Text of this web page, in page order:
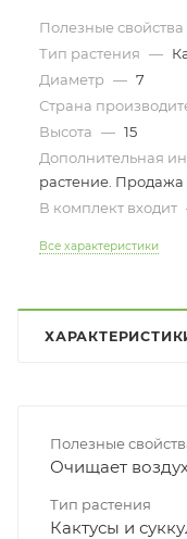
Полезные свойства
Тип растения —
Диаметр — 7
Страна
Высота — 15
Дополнительная
растение. Продажа
В комплект входит
Все характеристики
Полезные
Очищает
Тип растения
Кактусы и